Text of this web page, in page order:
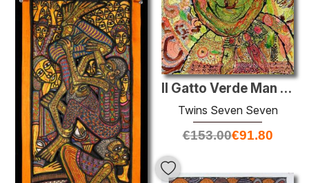
Il Gatto Verde Man ei serpenti volanti
Twins Seven Seven
€153.00€91.80